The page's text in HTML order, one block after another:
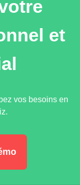
et
vos besoins en